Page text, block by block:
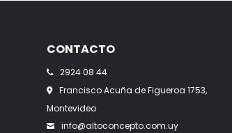
CONTACTO
2924 08 44
Francisco Acuña de Figueroa 1753,
Montevideo
info@altoconcepto.com.uy